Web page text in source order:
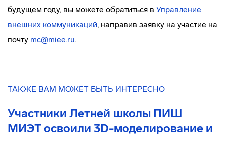
будущем году, вы можете обратиться в Управление
внешних коммуникаций, направив заявку на участие на
почту mc@miee.ru.
ТАКЖЕ ВАМ МОЖЕТ БЫТЬ ИНТЕРЕСНО
Участники Летней школы ПИШ
МИЭТ освоили 3D-моделирование и